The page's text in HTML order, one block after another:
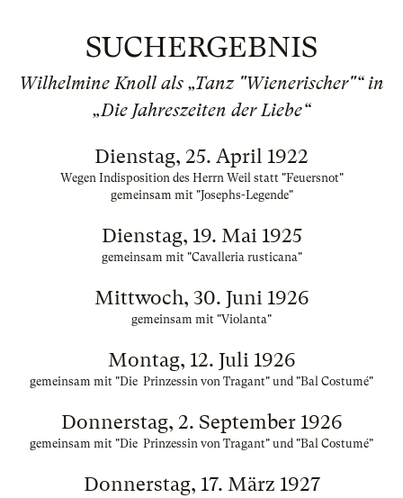
SUCHERGEBNIS
Wilhelmine Knoll als „Tanz "Wienerischer"“ in
„Die Jahreszeiten der Liebe“
Dienstag, 25. April 1922
Wegen Indisposition des Herrn Weil statt "Feuersnot"
gemeinsam mit "Josephs-Legende"
Dienstag, 19. Mai 1925
gemeinsam mit "Cavalleria rusticana"
Mittwoch, 30. Juni 1926
gemeinsam mit "Violanta"
Montag, 12. Juli 1926
gemeinsam mit "Die Prinzessin von Tragant" und "Bal Costumé"
Donnerstag, 2. September 1926
gemeinsam mit "Die Prinzessin von Tragant" und "Bal Costumé"
Donnerstag, 17. März 1927